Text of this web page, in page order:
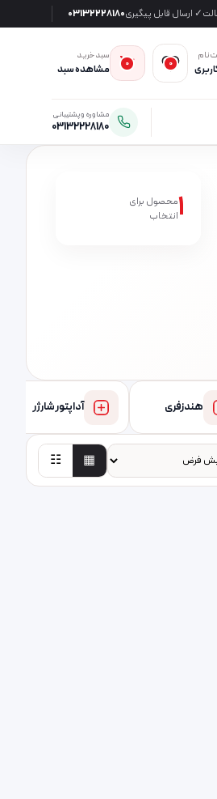
✓ ارسال قابل پیگیری03132228180
0
0
سبد خرید
مشاهده سبد
مشاوره و پشتیبانی
03132228180
1محصول برای
انتخاب
هندزفری آداپتور شارژر
▦
☷